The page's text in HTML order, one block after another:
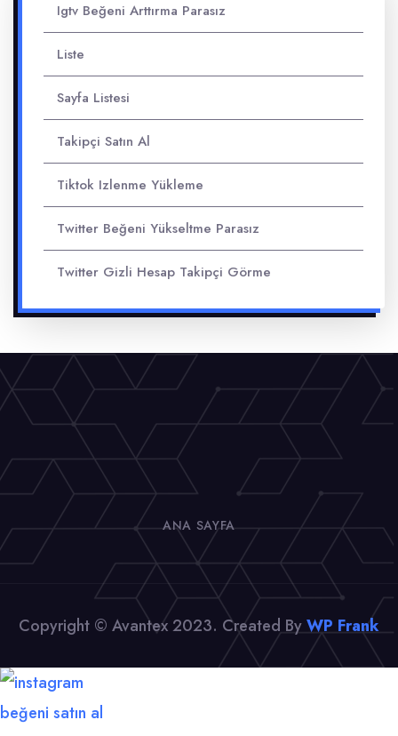
Igtv Beğeni Arttırma Parasız
Liste
Sayfa Listesi
Takipçi Satın Al
Tiktok Izlenme Yükleme
Twitter Beğeni Yükseltme Parasız
Twitter Gizli Hesap Takipçi Görme
ANA SAYFA
Copyright © Avantex 2023. Created ByWP Frank